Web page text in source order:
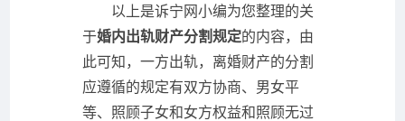
以上是诉宁网小编为您整理的关
于婚内出轨财产分割规定的内容，由
此可知，一方出轨，离婚财产的分割
应遵循的规定有双方协商、男女平
等、照顾子女和女方权益和照顾无过